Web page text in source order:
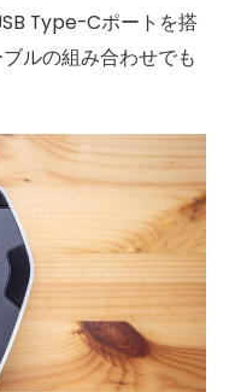
Type-Cポートを搭
ルの組み合わせでも